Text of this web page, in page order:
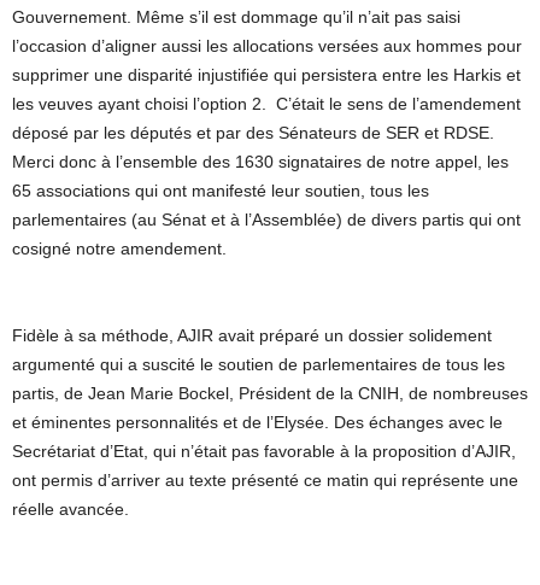
Gouvernement. Même s’il est dommage qu’il n’ait pas saisi
l’occasion d’aligner aussi les allocations versées aux hommes pour
supprimer une disparité injustifiée qui persistera entre les Harkis et
les veuves ayant choisi l’option 2. C’était le sens de l’amendement
déposé par les députés et par des Sénateurs de SER et RDSE.
Merci donc à l’ensemble des 1630 signataires de notre appel, les
65 associations qui ont manifesté leur soutien, tous les
parlementaires (au Sénat et à l’Assemblée) de divers partis qui ont
cosigné notre amendement.
Fidèle à sa méthode, AJIR avait préparé un dossier solidement
argumenté qui a suscité le soutien de parlementaires de tous les
partis, de Jean Marie Bockel, Président de la CNIH, de nombreuses
et éminentes personnalités et de l’Elysée. Des échanges avec le
Secrétariat d’Etat, qui n’était pas favorable à la proposition d’AJIR,
ont permis d’arriver au texte présenté ce matin qui représente une
réelle avancée.